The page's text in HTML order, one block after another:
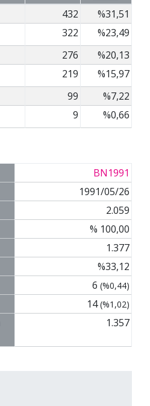
432
%31,51
322
%23,49
276
%20,13
219
%15,97
99
%7,22
9 %0,66
BN1991
1991/05/26
2.059
% 100,00
1.377
%33,12
6 (%0,44)
14(%1,02)
1.357